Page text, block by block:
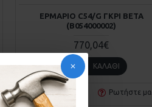
ΕΡΜΆΡΙΟ C54/G ΓΚΡΙ BETA
(Β054000002)
770,04€
ΚΑΛΆΘΙ
Αγορά Ρωτήστε